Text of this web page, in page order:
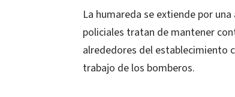
La humareda se extiende por
policiales tratan de mantener
alrededores del establecimiento
trabajo de los bomberos.